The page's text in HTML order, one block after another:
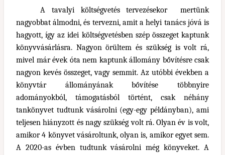
A tavalyi költségvetés tervezésekor mertünk
nagyobbat álmodni, és tervezni, amit a helyi tanács jóvá is
hagyott, így az idei költségvetésben szép összeget kaptunk
könyvvásárlásra. Nagyon örültem és szükség is volt rá,
mivel már évek óta nem kaptunk állomány bővítésre csak
nagyon kevés összeget, vagy semmit. Az utóbbi években a
könyvtár állományának bővítése többnyire
adományokból, támogatásból történt, csak néhány
tankönyvet tudtunk vásárolni (egy-egy példányban), ami
teljesen hiányzott és nagy szükség volt rá. Olyan év is volt,
amikor 4 könyvet vásároltunk, olyan is, amikor egyet sem.
A 2020-as évben tudtunk vásárolni még könyveket. A